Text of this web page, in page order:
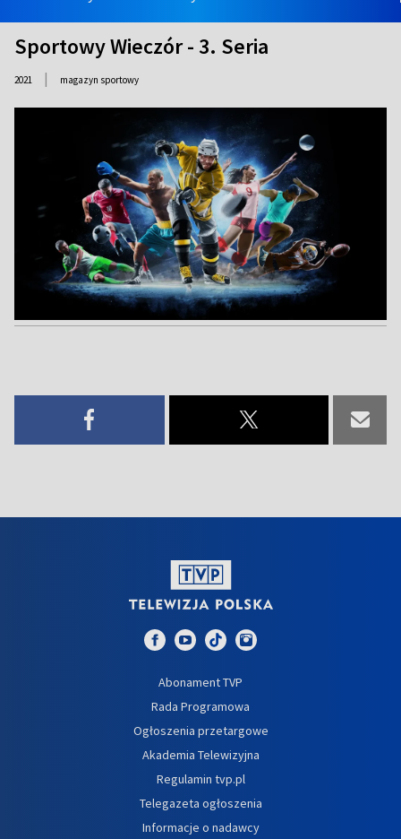
Sportowy Wieczór - 3. Seria
2021 | magazyn sportowy
Abonament TVP
Rada Programowa
Ogłoszenia przetargowe
Akademia Telewizyjna
Regulamin tvp.pl
Telegazeta ogłoszenia
Informacje o nadawcy